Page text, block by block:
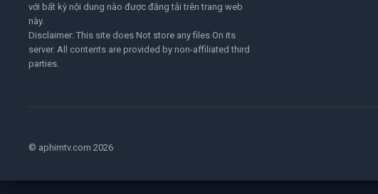
với bất kỳ nội dung nào được đăng tải trên trang web
này.
Disclaimer: This site does Not store any files On its
server. All contents are provided by non-affiliated third
parties.
© aphimtv.com 2026